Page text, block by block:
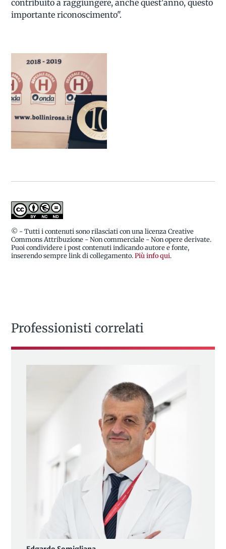
contribuito a raggiungere, anche quest'anno, questo
importante riconoscimento".
© - Tutti i contenuti sono rilasciati con una licenza Creative
Commons Attribuzione - Non commerciale - Non opere derivate.
Puoi condividere i post contenuti indicando autore e fonte,
inserendo sempre link di collegamento.Più info qui.
Professionisti correlati